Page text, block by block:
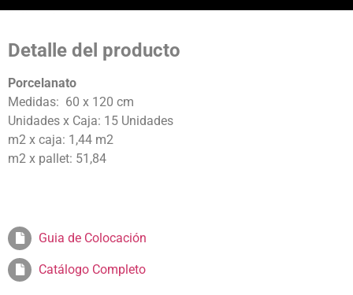
Detalle del producto
Porcelanato
Medidas: 60 x 120 cm
Unidades x Caja: 15 Unidades
m2 x caja: 1,44 m2
m2 x pallet: 51,84
Guia de Colocación
Catálogo Completo